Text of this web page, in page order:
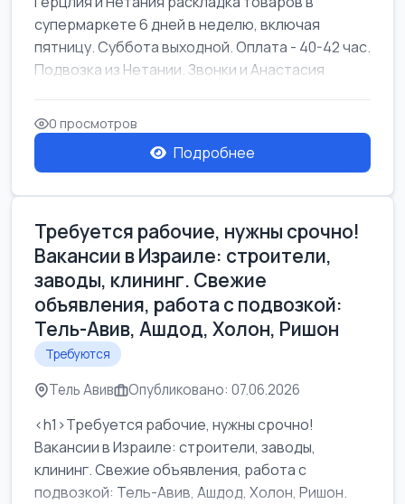
супермаркете 6 дней в неделю, включая
пятницу. Суббота выходной. Оплата - 40-42 час.
Подвозка из Нетании. Звонки и Анастасия
0 просмотров
Подробнее
Требуется рабочие, нужны срочно!
Вакансии в Израиле: строители,
заводы, клининг. Свежие
объявления, работа с подвозкой:
Тель-Авив, Ашдод, Холон, Ришон
Требуются
Тель Авив Опубликовано: 07.06.2026
<h1>Требуется рабочие, нужны срочно!
Вакансии в Израиле: строители, заводы,
клининг. Свежие объявления, работа с
подвозкой: Тель-Авив, Ашдод, Холон, Ришон.